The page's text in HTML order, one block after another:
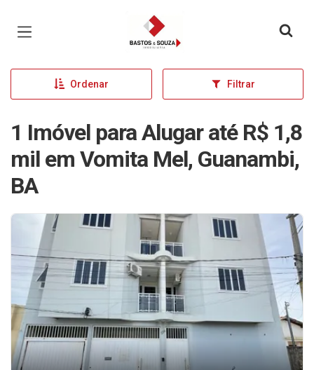
Página inicial
Ordenar Filtrar
1 Imóvel para Alugar até R$ 1,8
mil em Vomita Mel, Guanambi,
BA